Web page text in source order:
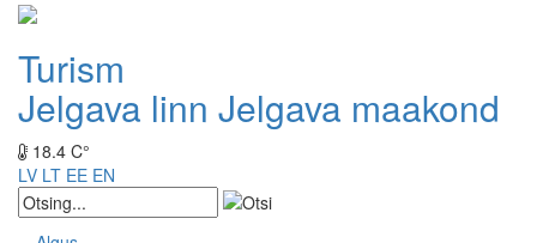
Turism
Jelgava linn Jelgava maakond
18.4 C°
LV LT EE EN